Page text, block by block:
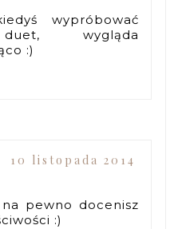
wypróbować
wygląda
:)
10 listopada 2014
na pewno docenisz
:)